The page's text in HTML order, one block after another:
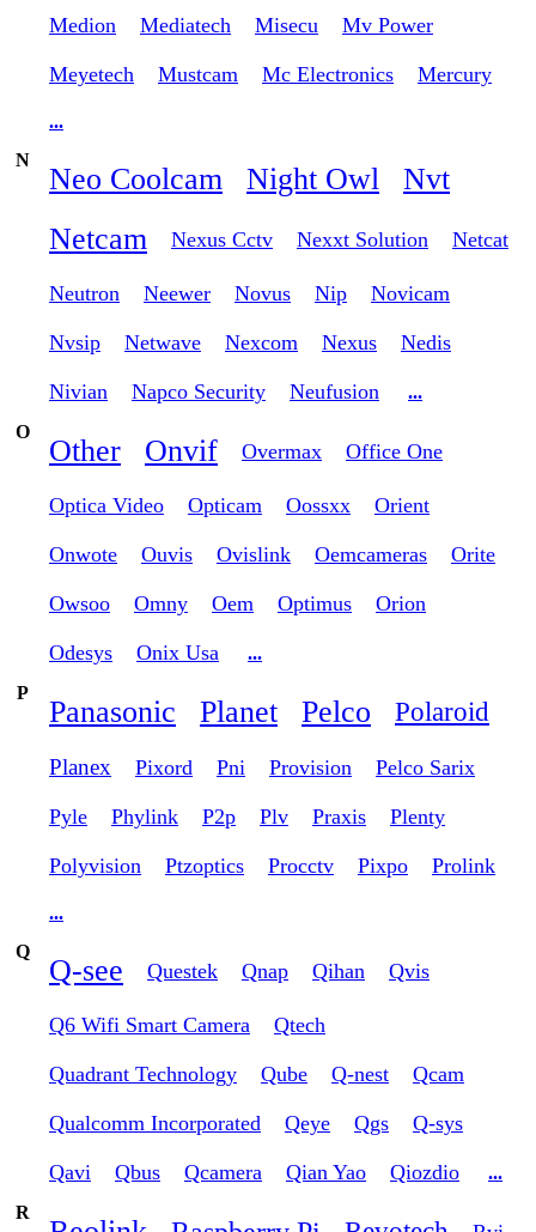
Medion Mediatech Misecu Mv Power
Meyetech Mustcam Mc Electronics Mercury
...
N
Neo Coolcam Night Owl
Nvt
Netcam
Nexus Cctv Nexxt Solution Netcat
Neutron Neewer Novus Nip Novicam
Nvsip Netwave Nexcom Nexus Nedis
Nivian Napco Security Neufusion
...
O
Other Onvif Overmax Office One
Optica Video Opticam Oossxx Orient
Onwote Ouvis Ovislink Oemcameras Orite
Owsoo Omny Oem Optimus Orion
Odesys Onix Usa
...
P
Panasonic Planet Pelco Polaroid
Planex Pixord Pni Provision Pelco Sarix
Pyle Phylink P2p Plv Praxis Plenty
Polyvision Ptzoptics Procctv Pixpo Prolink
...
Q
Q-see Questek Qnap Qihan Qvis
Q6 Wifi Smart Camera Qtech
Quadrant Technology Qube Q-nest Qcam
Qualcomm Incorporated Qeye Qgs Q-sys
Qavi Qbus Qcamera Qian Yao Qiozdio
...
R